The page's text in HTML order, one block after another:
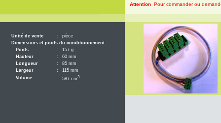
Unité de vente :
pièce
Dimensions et poids du conditionnement
Poids
:
157 g
Hauteur
:
60 mm
Longueur
:
85 mm
Largeur
:
115 mm
Volume
: 587 cm3
Attention Pour commander ou